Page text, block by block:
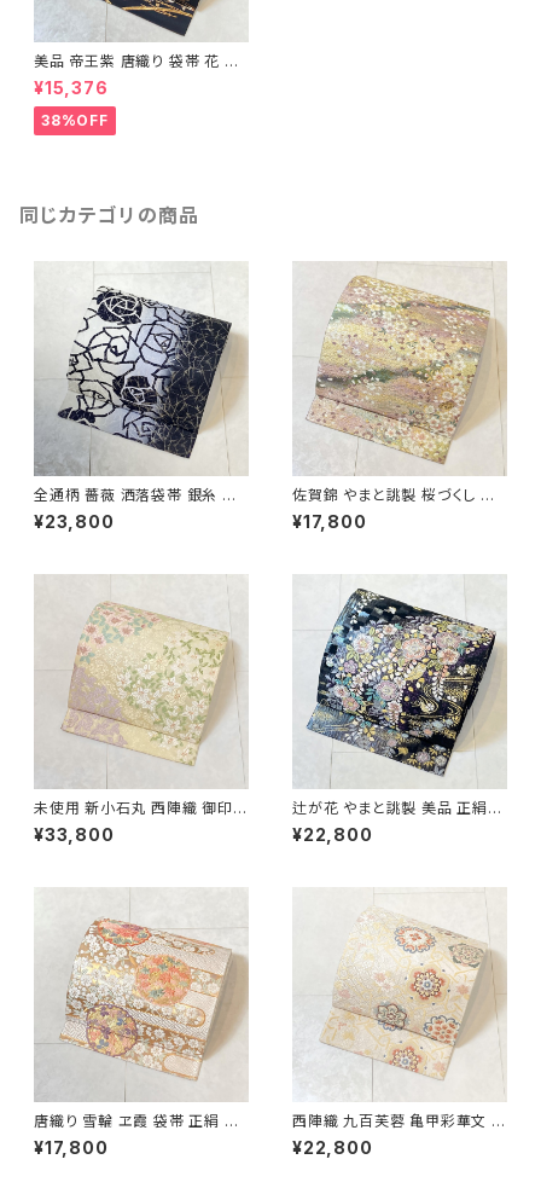
美品 帝王紫 唐織り 袋帯 花 蝶
金糸 ゴールド 黒 紫 383
¥15,376
38%OFF
同じカテゴリの商品
全通柄 薔薇 洒落袋帯 銀糸 長
尺 正絹 白 黒 青紫 659
¥23,800
佐賀錦 やまと誂製 桜づくし 袋
帯 正絹 金銀糸 ラメ ピンク 白
722
¥17,800
未使用 新小石丸 西陣織 御印華
唐織 花柄 袋帯 正絹 金糸 白 ク
リーム ピンク 紫 576
¥33,800
辻が花 やまと誂製 美品 正絹
金糸 袋帯 黒 紺 紫 パステルカ
ラー 702
¥22,800
唐織り 雪輪 ヱ霞 袋帯 正絹 金
糸 白 ピンク 水色 紫 パステルカ
ラー 531
¥17,800
西陣織 九百芙蓉 亀甲彩華文 唐
織り 袋帯 正絹 金糸 クリーム色
白 667
¥22,800